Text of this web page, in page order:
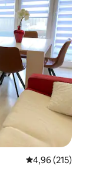
Gemiddelde
4,96 (215)